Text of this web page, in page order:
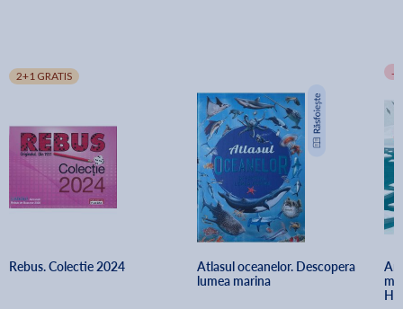
2+1 GRATIS
Rebus. Colectie 2024
Atlasul oceanelor. Descopera
lumea marina
-